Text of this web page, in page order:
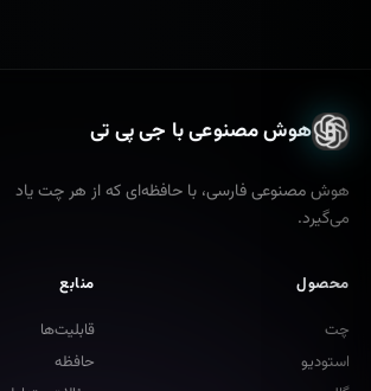
هوش مصنوعی با جی پی تی
هوش مصنوعی فارسی، با حافظه‌ای که از هر چت یاد
می‌گیرد.
محصول
چت
استودیو
منابع
قابلیت‌ها
حافظه